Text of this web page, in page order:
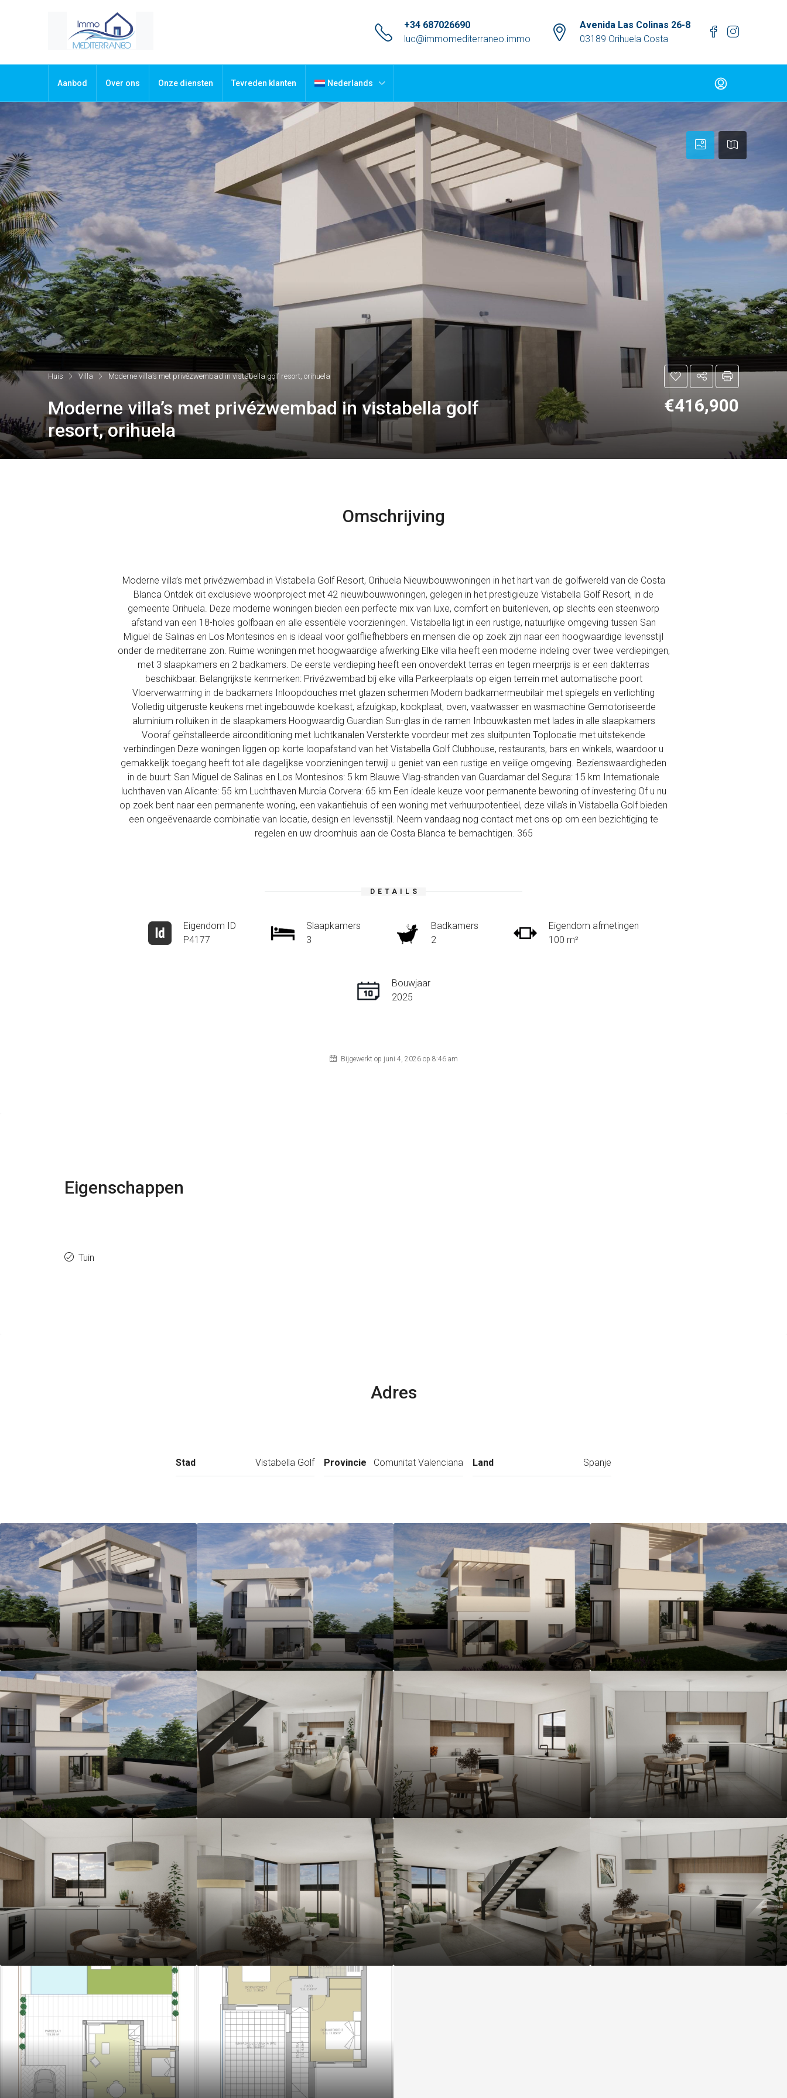
+34 687026690
luc@immomediterraneo.immo
Avenida Las Colinas 26-8
03189 Orihuela Costa
Aanbod Over ons Onze diensten Tevreden klanten Nederlands
Huis Villa Moderne villa’s met privézwembad in vistabella golf resort, orihuela
Moderne villa’s met privézwembad in vistabella golf
resort, orihuela
€416,900
Omschrijving
Moderne villa’s met privézwembad in Vistabella Golf Resort, Orihuela Nieuwbouwwoningen in het hart van de golfwereld van de Costa
Blanca Ontdek dit exclusieve woonproject met 42 nieuwbouwwoningen, gelegen in het prestigieuze Vistabella Golf Resort, in de
gemeente Orihuela. Deze moderne woningen bieden een perfecte mix van luxe, comfort en buitenleven, op slechts een steenworp
afstand van een 18-holes golfbaan en alle essentiële voorzieningen. Vistabella ligt in een rustige, natuurlijke omgeving tussen San
Miguel de Salinas en Los Montesinos en is ideaal voor golfliefhebbers en mensen die op zoek zijn naar een hoogwaardige levensstijl
onder de mediterrane zon. Ruime woningen met hoogwaardige afwerking Elke villa heeft een moderne indeling over twee verdiepingen,
met 3 slaapkamers en 2 badkamers. De eerste verdieping heeft een onoverdekt terras en tegen meerprijs is er een dakterras
beschikbaar. Belangrijkste kenmerken: Privézwembad bij elke villa Parkeerplaats op eigen terrein met automatische poort
Vloerverwarming in de badkamers Inloopdouches met glazen schermen Modern badkamermeubilair met spiegels en verlichting
Volledig uitgeruste keukens met ingebouwde koelkast, afzuigkap, kookplaat, oven, vaatwasser en wasmachine Gemotoriseerde
aluminium rolluiken in de slaapkamers Hoogwaardig Guardian Sun-glas in de ramen Inbouwkasten met lades in alle slaapkamers
Vooraf geïnstalleerde airconditioning met luchtkanalen Versterkte voordeur met zes sluitpunten Toplocatie met uitstekende
verbindingen Deze woningen liggen op korte loopafstand van het Vistabella Golf Clubhouse, restaurants, bars en winkels, waardoor u
gemakkelijk toegang heeft tot alle dagelijkse voorzieningen terwijl u geniet van een rustige en veilige omgeving. Bezienswaardigheden
in de buurt: San Miguel de Salinas en Los Montesinos: 5 km Blauwe Vlag-stranden van Guardamar del Segura: 15 km Internationale
luchthaven van Alicante: 55 km Luchthaven Murcia Corvera: 65 km Een ideale keuze voor permanente bewoning of investering Of u nu
op zoek bent naar een permanente woning, een vakantiehuis of een woning met verhuurpotentieel, deze villa’s in Vistabella Golf bieden
een ongeëvenaarde combinatie van locatie, design en levensstijl. Neem vandaag nog contact met ons op om een bezichtiging te
regelen en uw droomhuis aan de Costa Blanca te bemachtigen. 365
DETAILS
Eigendom ID
P4177
Slaapkamers
3
Badkamers
2
Eigendom afmetingen
100 m²
Bouwjaar
2025
Bijgewerkt op juni 4, 2026 op 8:46 am
Eigenschappen
Tuin
Adres
Stad Vistabella Golf Provincie Comunitat Valenciana Land Spanje